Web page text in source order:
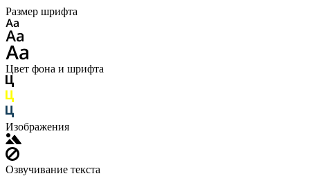
Размер шрифта
Цвет фона и шрифта
Изображения
Озвучивание текста